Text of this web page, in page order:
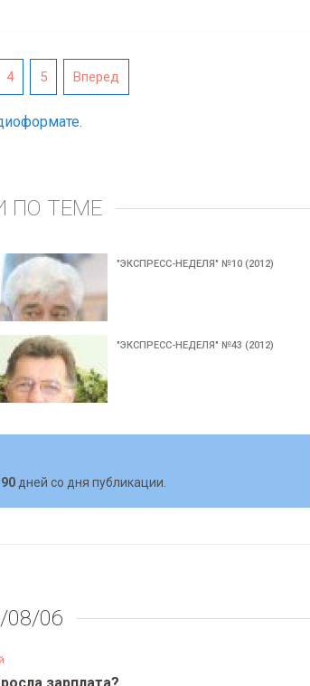
4 5 Вперед
ПО ТЕМЕ
"ЭКСПРЕСС-НЕДЕЛЯ" №10 (2012)
"ЭКСПРЕСС-НЕДЕЛЯ" №43 (2012)
90 дней со дня публикации.
08/06